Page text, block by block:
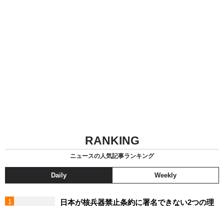
RANKING
ニュースの人気記事ランキング
Daily Weekly
日本が核兵器禁止条約に署名できない2つの理